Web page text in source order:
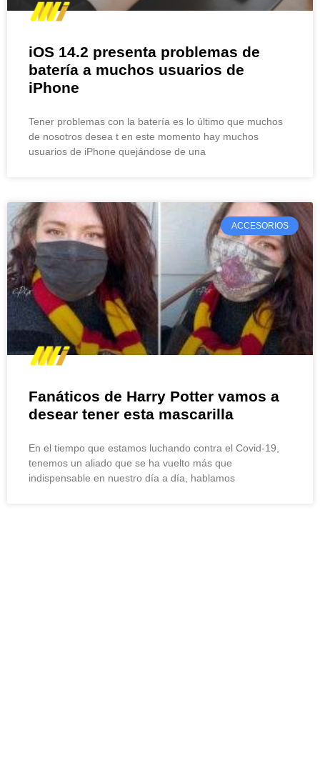
iOS 14.2 presenta problemas de
batería a muchos usuarios de
iPhone
Tener problemas con la batería es lo último que muchos
de nosotros desea t en este momento hay muchos
usuarios de iPhone quejándose de una
ACCESORIOS
Fanáticos de Harry Potter vamos a
desear tener esta mascarilla
En el tiempo que estamos luchando contra el Covid-19,
tenemos un aliado que se ha vuelto más que
indispensable en nuestro día a día, hablamos